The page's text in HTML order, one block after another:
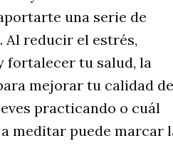
una serie de
Al reducir el estrés,
fortalecer tu salud, la
mejorar tu calidad de
practicando o cuál
meditar puede marcar